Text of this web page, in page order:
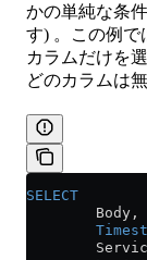
かの単純な条件
す) 。この例で
カラムだけを選
どのカラムは
SELECT
        Body,